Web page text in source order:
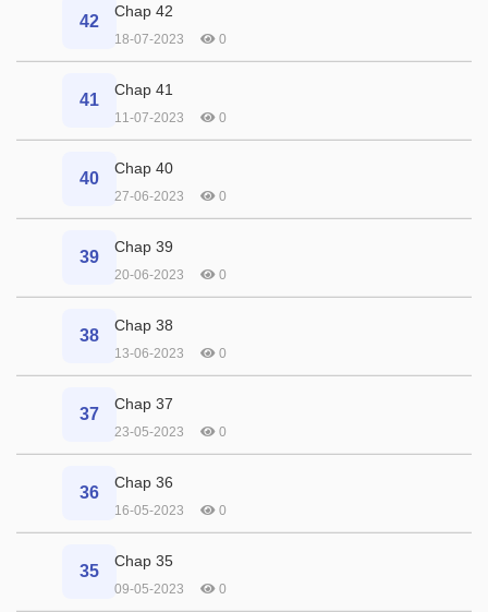
42
Chap 42
18-07-2023 0
41
Chap 41
11-07-2023 0
40
Chap 40
27-06-2023 0
39
Chap 39
20-06-2023 0
38
Chap 38
13-06-2023 0
37
Chap 37
23-05-2023 0
36
Chap 36
16-05-2023 0
35
Chap 35
09-05-2023 0